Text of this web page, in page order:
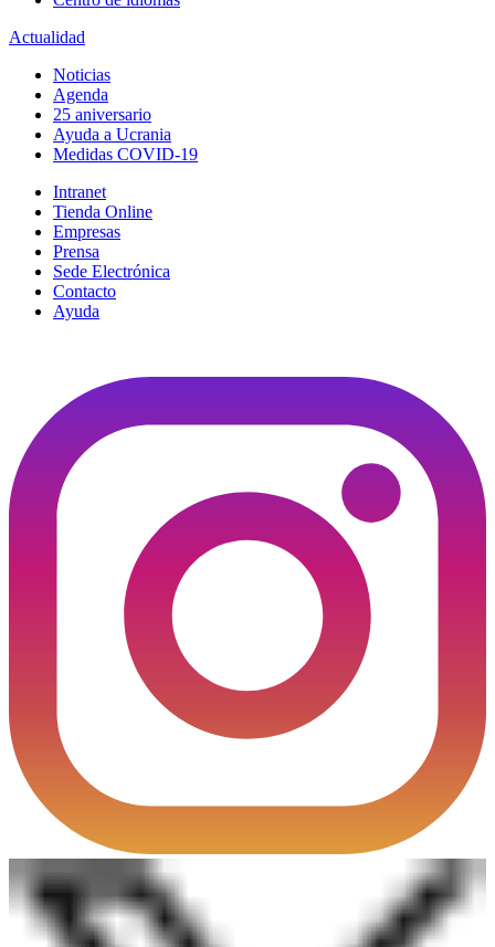
Actualidad
Noticias
Agenda
25 aniversario
Ayuda a Ucrania
Medidas COVID-19
Intranet
Tienda Online
Empresas
Prensa
Sede Electrónica
Contacto
Ayuda